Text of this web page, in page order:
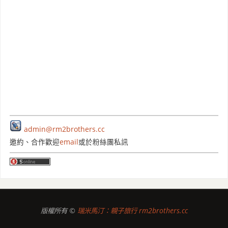
admin@rm2brothers.cc
邀約、合作歡迎email或於粉絲團私訊
版權所有 © 瑞米馬汀：親子旅行 rm2brothers.cc